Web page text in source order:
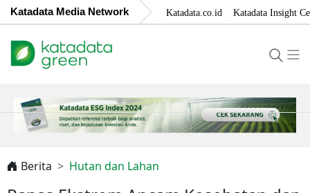
Katadata Media Network Katadata.co.id Katadata Insight
Berita Hutan dan Lahan